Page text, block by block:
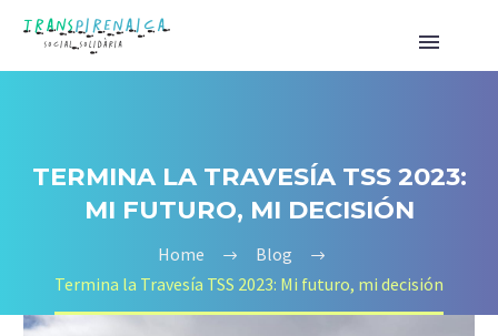
TERMINA LA TRAVESÍA TSS 2023:
MI FUTURO, MI DECISIÓN
Home
Blog
Termina la Travesía TSS 2023: Mi futuro, mi decisión